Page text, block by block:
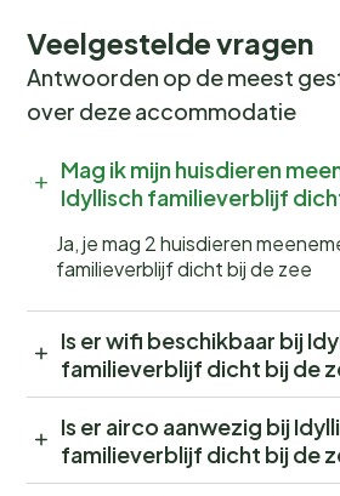
Veelgestelde vragen
Antwoorden op de meest
over deze accommodatie
Mag ik mijn huisdieren
Idyllisch familieverblijf
Ja, je mag 2 huisdieren
familieverblijf dicht bij de zee
Is er wifi beschikbaar bij
familieverblijf dicht bij de
Is er airco aanwezig bij
familieverblijf dicht bij de